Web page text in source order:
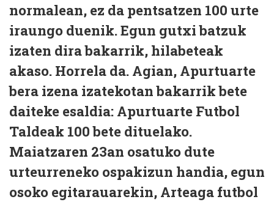
normalean, ez da pentsatzen 100 urte
iraungo duenik. Egun gutxi batzuk
izaten dira bakarrik, hilabeteak
akaso. Horrela da. Agian, Apurtuarte
bera izena izatekotan bakarrik bete
daiteke esaldia: Apurtuarte Futbol
Taldeak 100 bete dituelako.
Maiatzaren 23an osatuko dute
urteurreneko ospakizun handia, egun
osoko egitarauarekin, Arteaga futbol